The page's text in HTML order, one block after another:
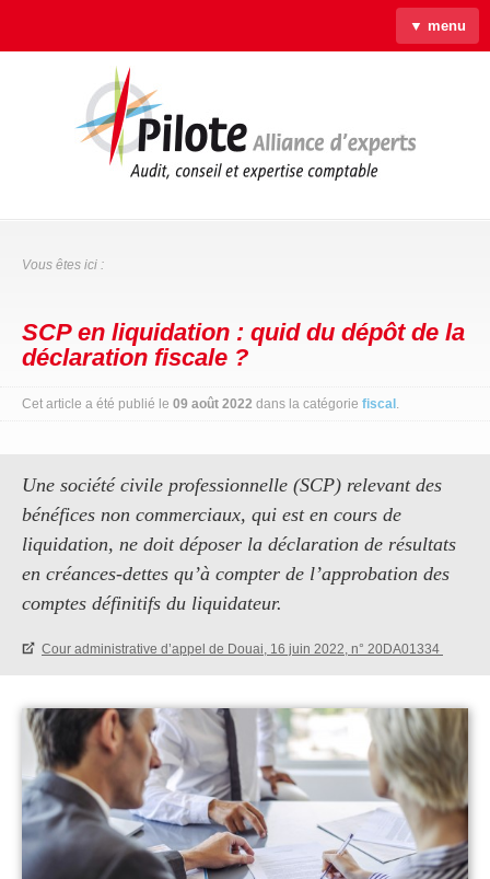
▼ menu
Vous êtes ici :
SCP en liquidation : quid du dépôt de la
déclaration fiscale ?
Cet article a été publié le 09 août 2022 dans la catégorie fiscal .
Une société civile professionnelle (SCP) relevant des
bénéfices non commerciaux, qui est en cours de
liquidation, ne doit déposer la déclaration de résultats
en créances-dettes qu’à compter de l’approbation des
comptes définitifs du liquidateur.
Cour administrative d’appel de Douai, 16 juin 2022, n° 20DA01334